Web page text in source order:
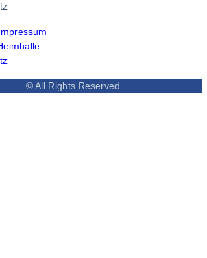
© All Rights Reserved.